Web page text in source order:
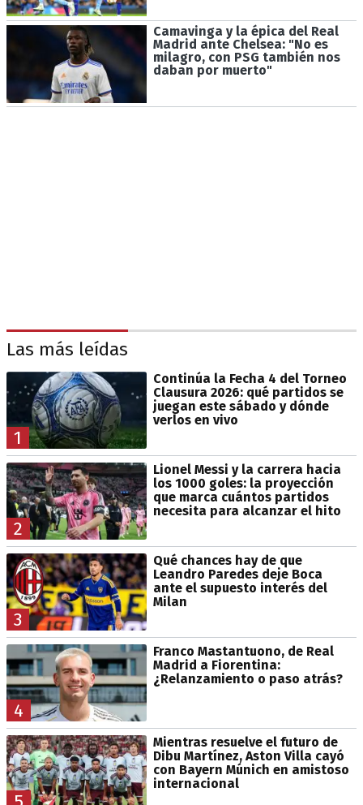
Camavinga y la épica del Real
Madrid ante Chelsea: "No es
milagro, con PSG también nos
daban por muerto"
Las más leídas
1
Continúa la Fecha 4 del Torneo
Clausura 2026: qué partidos se
juegan este sábado y dónde
verlos en vivo
2
Lionel Messi y la carrera hacia
los 1000 goles: la proyección
que marca cuántos partidos
necesita para alcanzar el hito
3
Qué chances hay de que
Leandro Paredes deje Boca
ante el supuesto interés del
Milan
4
Franco Mastantuono, de Real
Madrid a Fiorentina:
¿Relanzamiento o paso atrás?
Mientras resuelve el futuro de
Dibu Martínez, Aston Villa cayó
con Bayern Múnich en amistoso
internacional